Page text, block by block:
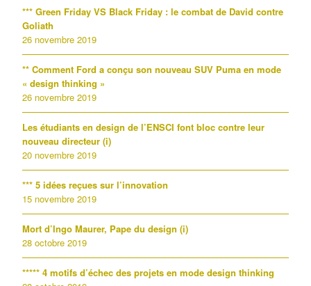
*** Green Friday VS Black Friday : le combat de David contre
Goliath
26 novembre 2019
** Comment Ford a conçu son nouveau SUV Puma en mode
« design thinking »
26 novembre 2019
Les étudiants en design de l’ENSCI font bloc contre leur
nouveau directeur (i)
20 novembre 2019
*** 5 idées reçues sur l’innovation
15 novembre 2019
Mort d’Ingo Maurer, Pape du design (i)
28 octobre 2019
***** 4 motifs d’échec des projets en mode design thinking